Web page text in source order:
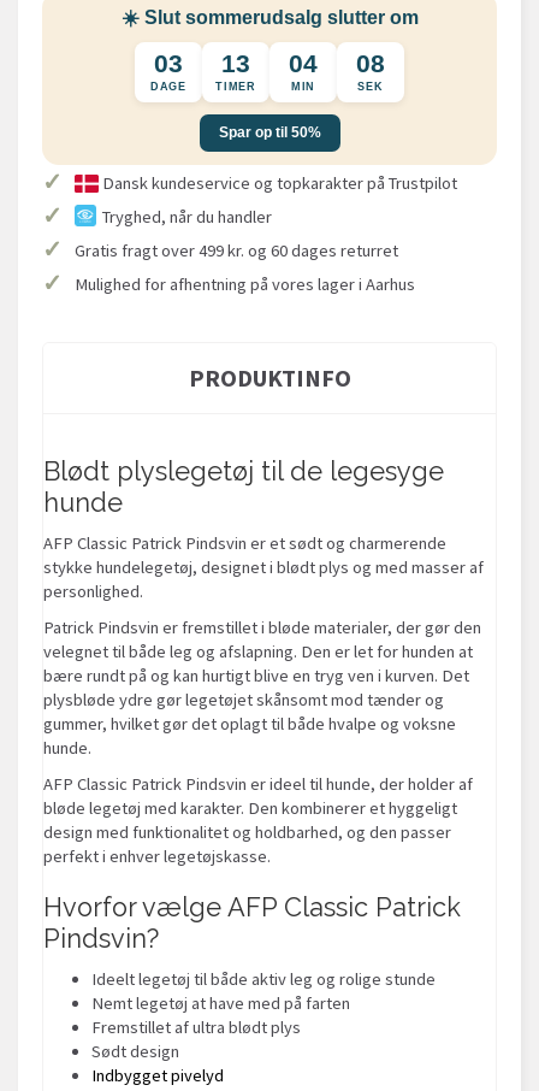
☀️ Slut sommerudsalg slutter om
03
DAGE
13
TIMER
04
MIN
08
SEK
Spar op til 50%
✓ Dansk kundeservice og topkarakter på Trustpilot
✓ Tryghed, når du handler
✓ Gratis fragt over 499 kr. og 60 dages returret
✓ Mulighed for afhentning på vores lager i Aarhus
PRODUKTINFO
Blødt plyslegetøj til de legesyge
hunde
AFP Classic Patrick Pindsvin er et sødt og charmerende
stykke hundelegetøj, designet i blødt plys og med masser af
personlighed.
Patrick Pindsvin er fremstillet i bløde materialer, der gør den
velegnet til både leg og afslapning. Den er let for hunden at
bære rundt på og kan hurtigt blive en tryg ven i kurven. Det
plysbløde ydre gør legetøjet skånsomt mod tænder og
gummer, hvilket gør det oplagt til både hvalpe og voksne
hunde.
AFP Classic Patrick Pindsvin er ideel til hunde, der holder af
bløde legetøj med karakter. Den kombinerer et hyggeligt
design med funktionalitet og holdbarhed, og den passer
perfekt i enhver legetøjskasse.
Hvorfor vælge AFP Classic Patrick
Pindsvin?
Ideelt legetøj til både aktiv leg og rolige stunde
Nemt legetøj at have med på farten
Fremstillet af ultra blødt plys
Sødt design
Indbygget pivelyd